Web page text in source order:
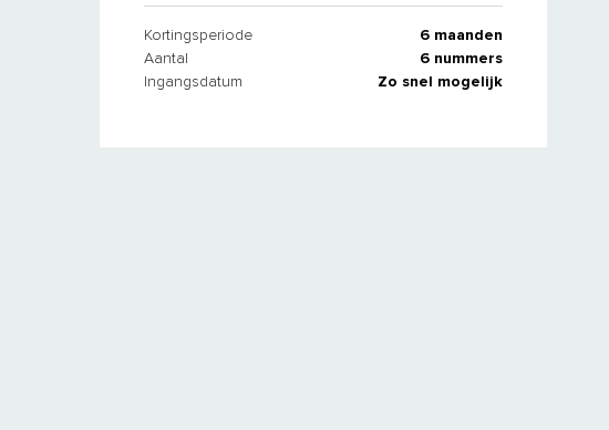
Kortingsperiode
6 maanden
Aantal
6 nummers
Ingangsdatum
Zo snel mogelijk